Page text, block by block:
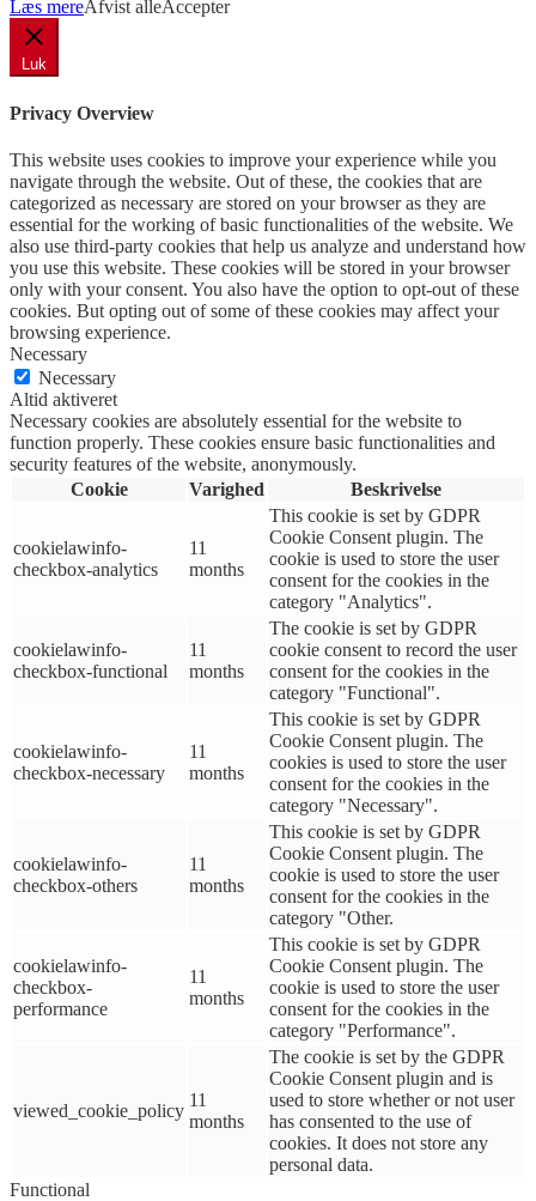
Læs mereAfvist alleAccepter
Luk
Privacy Overview
This website uses cookies to improve your experience while you
navigate through the website. Out of these, the cookies that are
categorized as necessary are stored on your browser as they are
essential for the working of basic functionalities of the website. We
also use third-party cookies that help us analyze and understand how
you use this website. These cookies will be stored in your browser
only with your consent. You also have the option to opt-out of these
cookies. But opting out of some of these cookies may affect your
browsing experience.
Necessary
Necessary
Altid aktiveret
Necessary cookies are absolutely essential for the website to
function properly. These cookies ensure basic functionalities and
security features of the website, anonymously.
Cookie
Varighed Beskrivelse
cookielawinfo-
checkbox-analytics
11
months
This cookie is set by GDPR
Cookie Consent plugin. The
cookie is used to store the user
consent for the cookies in the
category "Analytics".
cookielawinfo-
checkbox-functional
11
months
The cookie is set by GDPR
cookie consent to record the user
consent for the cookies in the
category "Functional".
cookielawinfo-
checkbox-necessary
11
months
This cookie is set by GDPR
Cookie Consent plugin. The
cookies is used to store the user
consent for the cookies in the
category "Necessary".
cookielawinfo-
checkbox-others
11
months
This cookie is set by GDPR
Cookie Consent plugin. The
cookie is used to store the user
consent for the cookies in the
category "Other.
cookielawinfo-
checkbox-
performance
11
months
This cookie is set by GDPR
Cookie Consent plugin. The
cookie is used to store the user
consent for the cookies in the
category "Performance".
viewed_cookie_policy
11
months
The cookie is set by the GDPR
Cookie Consent plugin and is
used to store whether or not user
has consented to the use of
cookies. It does not store any
personal data.
Functional